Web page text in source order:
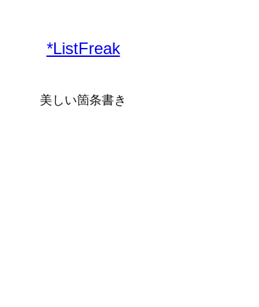
*ListFreak
美しい箇条書き